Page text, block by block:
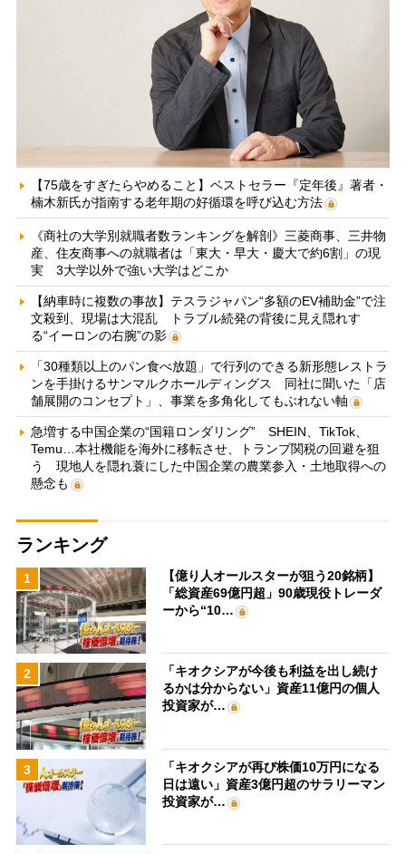
【75歳をすぎたらやめること】ベストセラー『定年後』著者・
楠木新氏が指南する老年期の好循環を呼び込む方法
《商社の大学別就職者数ランキングを解剖》三菱商事、三井物
産、住友商事への就職者は「東大・早大・慶大で約6割」の現
実 3大学以外で強い大学はどこか
【納車時に複数の事故】テスラジャパン“多額のEV補助金”で注
文殺到、現場は大混乱 トラブル続発の背後に見え隠れす
る“イーロンの右腕”の影
「30種類以上のパン食べ放題」で行列のできる新形態レストラ
ンを手掛けるサンマルクホールディングス 同社に聞いた「店
舗展開のコンセプト」、事業を多角化してもぶれない軸
急増する中国企業の“国籍ロンダリング” SHEIN、TikTok、
Temu…本社機能を海外に移転させ、トランプ関税の回避を狙
う 現地人を隠れ蓑にした中国企業の農業参入・土地取得への
懸念も
ランキング
1
【億り人オールスターが狙う20銘柄】
「総資産69億円超」90歳現役トレーダ
ーから“10…
2
「キオクシアが今後も利益を出し続け
るかは分からない」資産11億円の個人
投資家が…
3
「キオクシアが再び株価10万円になる
日は遠い」資産3億円超のサラリーマン
投資家が…